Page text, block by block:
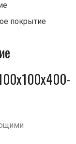
покрытие